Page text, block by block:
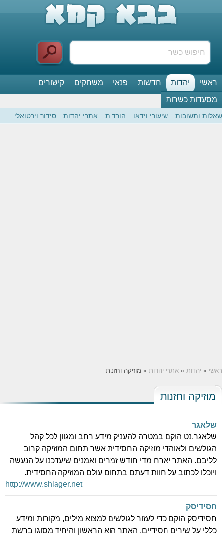
ראשי יהדות חדשות פנאי משחקים
קישורים
מסעדות כשרות
שאלות ותשובות שיעורי וידאו הורדות אתרי יהדות סידור וירטואלי
ראשי » יהדות » אתרי יהדות » מוזיקה וחזנות
מוזיקה וחזנות
שלאגר
שלאגר.נט הוקם במטרה להעניק מידע רחב ומגוון לכל קהל
הגולשים ולאוהדי מוזיקה החסידית אשר תחום המוזיקה קרוב
לליבם. האתר יארח מדי חודש זמרים ואמנים שיעדכנו על הנעשה
ויוכלו לכתוב על חוות דעתם בתחום עולם המוזיקה החסידית.
http://www.shlager.net
חסידיסק
חסידיסק הוקם כדי לעזור לגולשים למצוא מילים, מקורות ומידע
כללי על שירים חסידיים. האתר הוא הראשון והיחיד מסוגו ברשת